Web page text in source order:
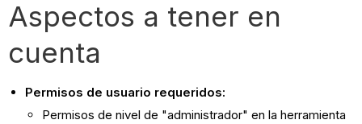
Aspectos a tener en
cuenta
Permisos de usuario requeridos:
Permisos de nivel de "administrador" en la herramienta